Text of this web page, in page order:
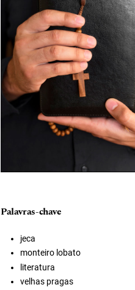
Palavras-chave
jeca
monteiro lobato
literatura
velhas pragas